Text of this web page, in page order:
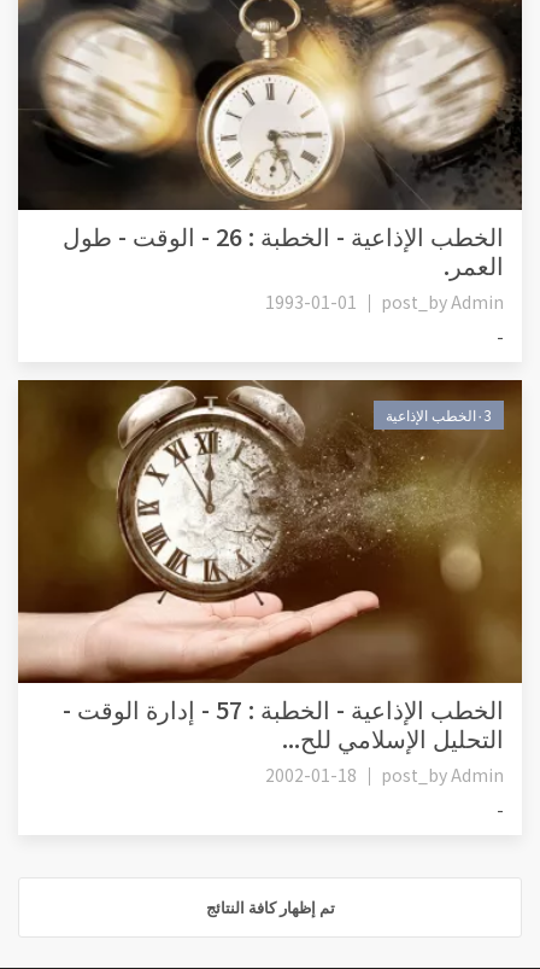
الخطب الإذاعية - الخطبة : 26 - الوقت - طول
العمر.
post_byAdmin
1993-01-01
-
٠3الخطب الإذاعية
الخطب الإذاعية - الخطبة : 57 - إدارة الوقت -
التحليل الإسلامي للح...
post_byAdmin
2002-01-18
-
تم إظهار كافة النتائج